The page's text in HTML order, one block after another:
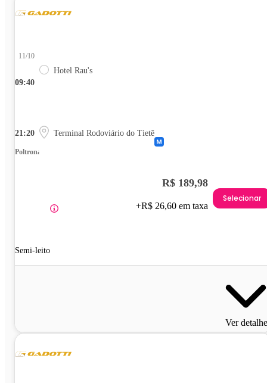
09:40
11/10
Hotel Rau's
21:20 Terminal Rodoviário do Tietê
Poltrona
Semi-leito
R$ 189,98
+R$ 26,60 em taxa
Selecionar
Ver